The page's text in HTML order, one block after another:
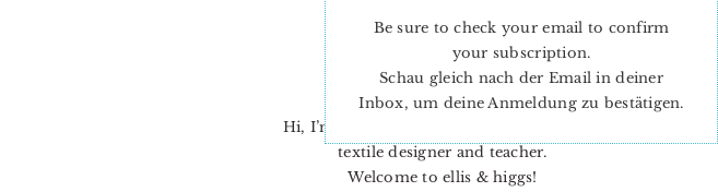
Hi, I’m Nadra. I’m a quilt pattern designer,
textile designer and teacher.
Welcome to ellis & higgs!
Be sure to check your email to confirm
your subscription.
Schau gleich nach der Email in deiner
Inbox, um deine Anmeldung zu bestätigen.